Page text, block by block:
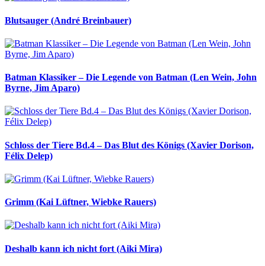
Blutsauger (André Breinbauer)
Batman Klassiker – Die Legende von Batman (Len Wein, John
Byrne, Jim Aparo)
Schloss der Tiere Bd.4 – Das Blut des Königs (Xavier Dorison,
Félix Delep)
Grimm (Kai Lüftner, Wiebke Rauers)
Deshalb kann ich nicht fort (Aiki Mira)